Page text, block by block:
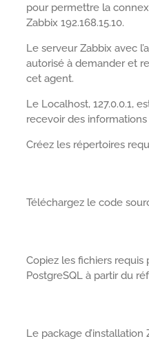
pour permettre la
Zabbix 192.168.15.10.
Le serveur Zabbix avec
autorisé à demander et
cet agent.
Le Localhost, 127.0.0.1,
recevoir des informations
Créez les répertoires
Téléchargez le code
Copiez les fichiers
PostgreSQL à partir du
Le package